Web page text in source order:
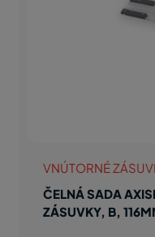
VNÚTORNÉ
ČELNÁ SADA
ZÁSUVKY, B,